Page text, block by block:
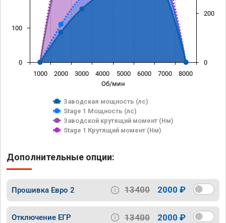
Об/мин
Заводская мощность (лс)
Stage 1 Мощность (лс)
Заводской крутящий момент (Нм)
Stage 1 Крутящий момент (Нм)
1000 2000 3000 4000 5000 6000 7000 8000
0
100
0
200
Дополнительные опции:
Прошивка Евро 2 13400 2000 ₽
Отключение ЕГР 13400 2000 ₽